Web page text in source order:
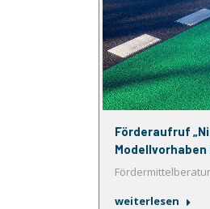
Förderaufruf
Modellvorhaben
weiterlesen